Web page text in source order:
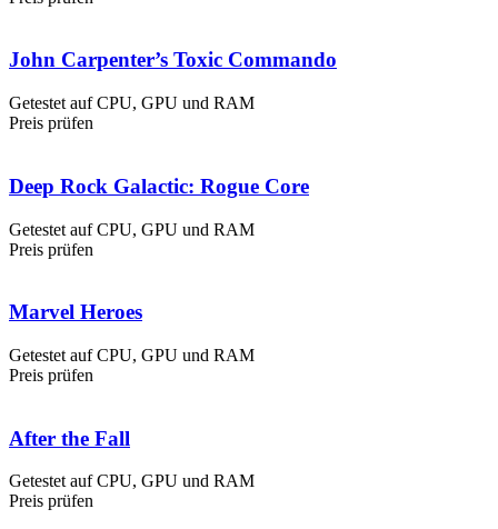
John Carpenter’s Toxic Commando
Getestet auf CPU, GPU und RAM
Preis prüfen
Deep Rock Galactic: Rogue Core
Getestet auf CPU, GPU und RAM
Preis prüfen
Marvel Heroes
Getestet auf CPU, GPU und RAM
Preis prüfen
After the Fall
Getestet auf CPU, GPU und RAM
Preis prüfen